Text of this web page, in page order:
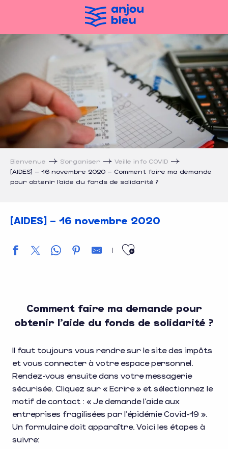
Bienvenue S’organiser
Veille info COVID
[AIDES] – 16 novembre 2020 – Comment faire ma demande
pour obtenir l’aide du fonds de solidarité ?
[AIDES] – 16 novembre 2020
[AIDES] – 16 novembre 2020 –
Ajouter aux
Comment faire ma demande pour
obtenir l’aide du fonds de solidarité ?
Il faut toujours vous rendre sur le site des impôts
et vous connecter à votre espace personnel.
Rendez-vous ensuite dans votre messagerie
sécurisée. Cliquez sur « Ecrire » et sélectionnez le
motif de contact : « Je demande l’aide aux
entreprises fragilisées par l’épidémie Covid-19 ».
Un formulaire doit apparaître. Voici les étapes à
suivre: